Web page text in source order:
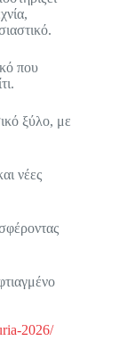
που
ξύλο, με
νέες
2026/